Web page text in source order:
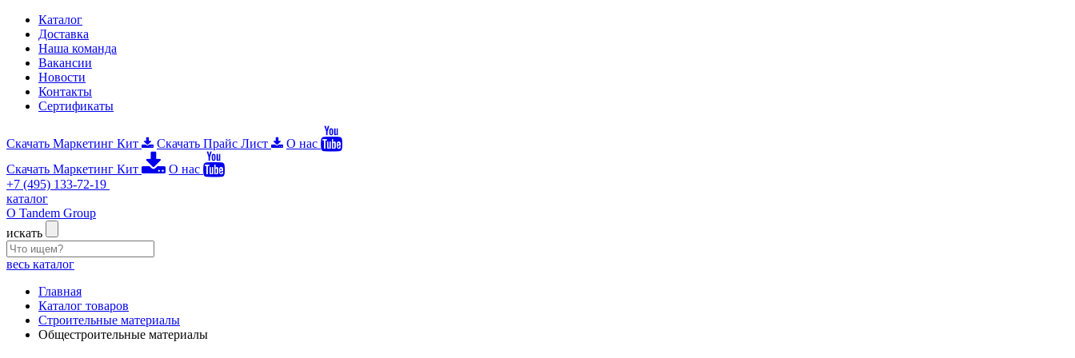
Каталог
Доставка
Наша команда
Вакансии
Новости
Контакты
Сертификаты
Скачать Маркетинг Кит Скачать Прайс Лист
О нас
Скачать Маркетинг Кит
О нас
+7 (495) 133-72-19
каталог
О Tandem Group
искать
весь каталог
Главная
Каталог товаров
Строительные материалы
Общестроительные материалы